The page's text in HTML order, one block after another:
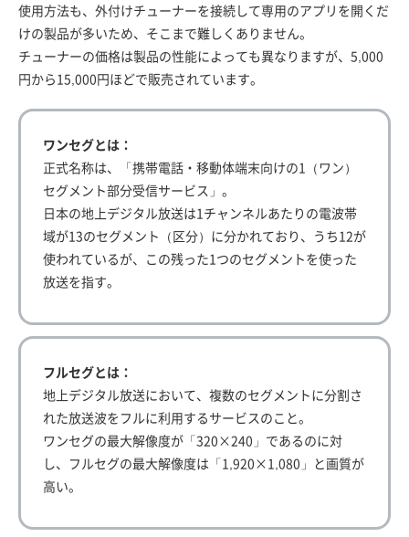
使用方法も、外付けチューナーを接続して専用のアプリを開くだ
けの製品が多いため、そこまで難しくありません。
チューナーの価格は製品の性能によっても異なりますが、5,000
円から15,000円ほどで販売されています。
ワンセグとは：
正式名称は、「携帯電話・移動体端末向けの1（ワン）
セグメント部分受信サービス」。
日本の地上デジタル放送は1チャンネルあたりの電波帯
域が13のセグメント（区分）に分かれており、うち12が
使われているが、この残った1つのセグメントを使った
放送を指す。
フルセグとは：
地上デジタル放送において、複数のセグメントに分割さ
れた放送波をフルに利用するサービスのこと。
ワンセグの最大解像度が「320×240」であるのに対
し、フルセグの最大解像度は「1,920×1,080」と画質が
高い。